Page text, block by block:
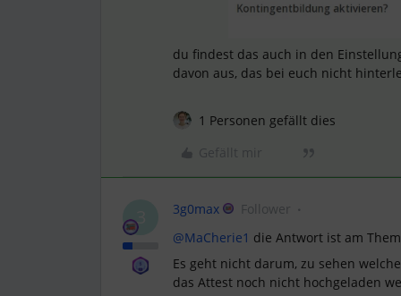
du findest das auch in den
davon aus, das bei euch nicht
1 Personen gefällt dies
3 3g0max Follower
@MaCherie1 die Antwort ist am
Es geht nicht darum, zu sehen
das Attest noch nicht hochgeladen